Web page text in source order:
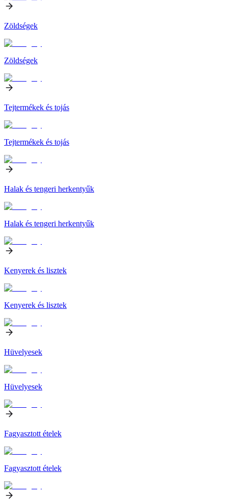
Zöldségek
Zöldségek
Tejtermékek és tojás
Tejtermékek és tojás
Halak és tengeri herkentyűk
Halak és tengeri herkentyűk
Kenyerek és lisztek
Kenyerek és lisztek
Hüvelyesek
Hüvelyesek
Fagyasztott ételek
Fagyasztott ételek